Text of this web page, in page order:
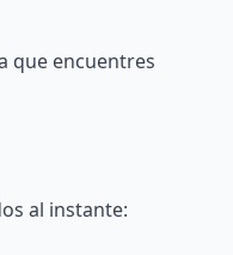
que encuentres
al instante: